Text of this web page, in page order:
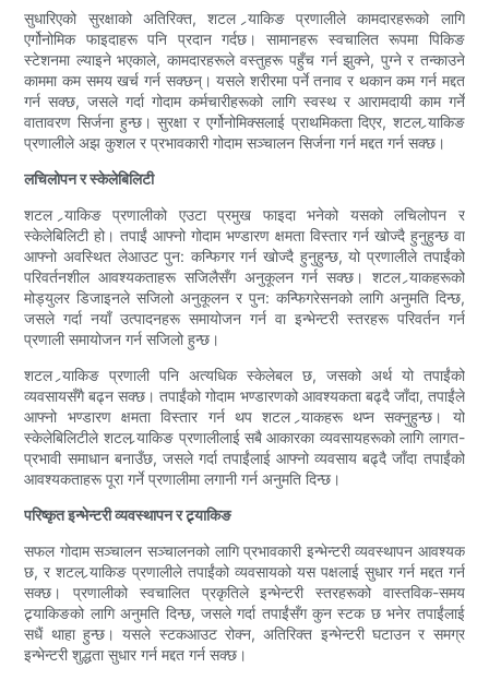
सुधारिएको सुरक्षाको अतिरिक्त, शटल र्‍याकिङ प्रणालीले कामदारहरूको लागि
एर्गोनोमिक फाइदाहरू पनि प्रदान गर्दछ। सामानहरू स्वचालित रूपमा पिकिङ
स्टेशनमा ल्याइने भएकाले, कामदारहरूले वस्तुहरू पहुँच गर्न झुक्ने, पुग्ने र तन्काउने
काममा कम समय खर्च गर्न सक्छन्। यसले शरीरमा पर्ने तनाव र थकान कम गर्न मद्दत
गर्न सक्छ, जसले गर्दा गोदाम कर्मचारीहरूको लागि स्वस्थ र आरामदायी काम गर्ने
वातावरण सिर्जना हुन्छ। सुरक्षा र एर्गोनोमिक्सलाई प्राथमिकता दिएर, शटल र्‍याकिङ
प्रणालीले अझ कुशल र प्रभावकारी गोदाम सञ्चालन सिर्जना गर्न मद्दत गर्न सक्छ।
लचिलोपन र स्केलेबिलिटी
शटल र्‍याकिङ प्रणालीको एउटा प्रमुख फाइदा भनेको यसको लचिलोपन र
स्केलेबिलिटी हो। तपाईं आफ्नो गोदाम भण्डारण क्षमता विस्तार गर्न खोज्दै हुनुहुन्छ वा
आफ्नो अवस्थित लेआउट पुन: कन्फिगर गर्न खोज्दै हुनुहुन्छ, यो प्रणालीले तपाईंको
परिवर्तनशील आवश्यकताहरू सजिलैसँग अनुकूलन गर्न सक्छ। शटल र्‍याकहरूको
मोड्युलर डिजाइनले सजिलो अनुकूलन र पुन: कन्फिगरेसनको लागि अनुमति दिन्छ,
जसले गर्दा नयाँ उत्पादनहरू समायोजन गर्न वा इन्भेन्टरी स्तरहरू परिवर्तन गर्न
प्रणाली समायोजन गर्न सजिलो हुन्छ।
शटल र्‍याकिङ प्रणाली पनि अत्यधिक स्केलेबल छ, जसको अर्थ यो तपाईंको
व्यवसायसँगै बढ्न सक्छ। तपाईंको गोदाम भण्डारणको आवश्यकता बढ्दै जाँदा, तपाईंले
आफ्नो भण्डारण क्षमता विस्तार गर्न थप शटल र्‍याकहरू थप्न सक्नुहुन्छ। यो
स्केलेबिलिटीले शटल र्‍याकिङ प्रणालीलाई सबै आकारका व्यवसायहरूको लागि लागत-
प्रभावी समाधान बनाउँछ, जसले गर्दा तपाईंलाई आफ्नो व्यवसाय बढ्दै जाँदा तपाईंको
आवश्यकताहरू पूरा गर्ने प्रणालीमा लगानी गर्न अनुमति दिन्छ।
परिष्कृत इन्भेन्टरी व्यवस्थापन र ट्र्याकिङ
सफल गोदाम सञ्चालन सञ्चालनको लागि प्रभावकारी इन्भेन्टरी व्यवस्थापन आवश्यक
छ, र शटल र्‍याकिङ प्रणालीले तपाईंको व्यवसायको यस पक्षलाई सुधार गर्न मद्दत गर्न
सक्छ। प्रणालीको स्वचालित प्रकृतिले इन्भेन्टरी स्तरहरूको वास्तविक-समय
ट्र्याकिङको लागि अनुमति दिन्छ, जसले गर्दा तपाईंसँग कुन स्टक छ भनेर तपाईंलाई
सधैं थाहा हुन्छ। यसले स्टकआउट रोक्न, अतिरिक्त इन्भेन्टरी घटाउन र समग्र
इन्भेन्टरी शुद्धता सुधार गर्न मद्दत गर्न सक्छ।